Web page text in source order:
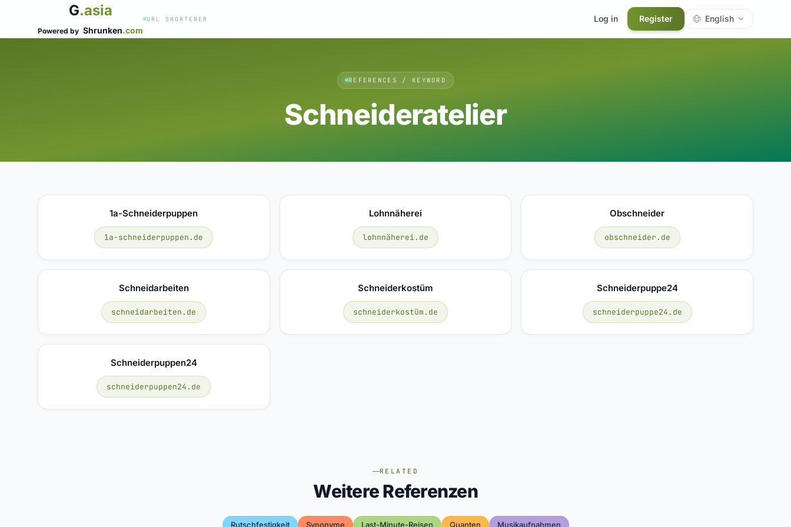
G.asia
Powered by Shrunken.com
URL SHORTENER Log in Register English
REFERENCES / KEYWORD
Schneideratelier
1a-Schneiderpuppen
1a-schneiderpuppen.de
Lohnnäherei
lohnnäherei.de
Obschneider
obschneider.de
Schneidarbeiten
schneidarbeiten.de
Schneiderkostüm
schneiderkostüm.de
Schneiderpuppe24
schneiderpuppe24.de
Schneiderpuppen24
schneiderpuppen24.de
RELATED
Weitere Referenzen
Rutschfestigkeit Synonyme Last-Minute-Reisen Quanten Musikaufnahmen